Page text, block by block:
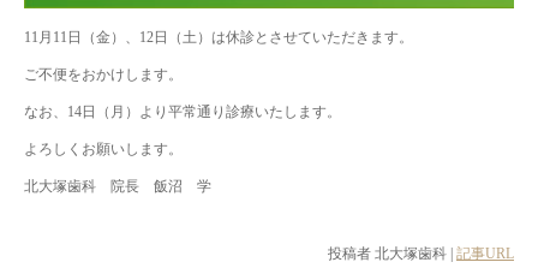
11月11日（金）、12日（土）は休診とさせていただきます。
ご不便をおかけします。
なお、14日（月）より平常通り診療いたします。
よろしくお願いします。
北大塚歯科 院長 飯沼 学
投稿者 北大塚歯科 | 記事URL